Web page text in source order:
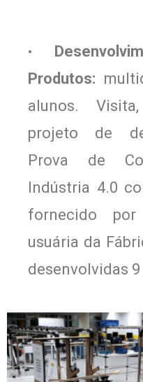
•
Produtos:
alunos.
projeto de
Prova de
Indústria 4.0
fornecido por
usuária da
desenvolvidas